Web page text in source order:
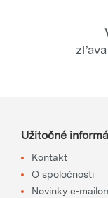
Užitočné
Kontakt
O spoločnosti
Novinky e-